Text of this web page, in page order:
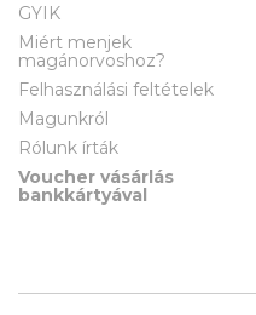
GYIK
Miért menjek
magánorvoshoz?
Felhasználási feltételek
Magunkról
Rólunk írták
Voucher vásárlás
bankkártyával